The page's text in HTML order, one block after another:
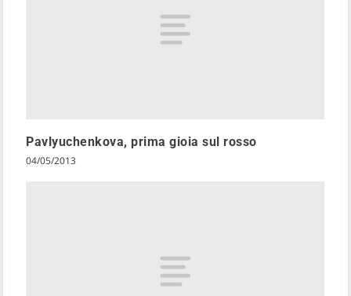
Pavlyuchenkova, prima gioia sul rosso
04/05/2013